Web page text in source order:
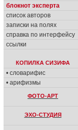
блокнот эксперта
список авторов
записки на полях
справка по интерфейсу
ссылки
КОПИЛКА СИЗИФА
• словарифис
• арифизмы
ФОТО-АРТ
ЭХО-СТУДИЯ